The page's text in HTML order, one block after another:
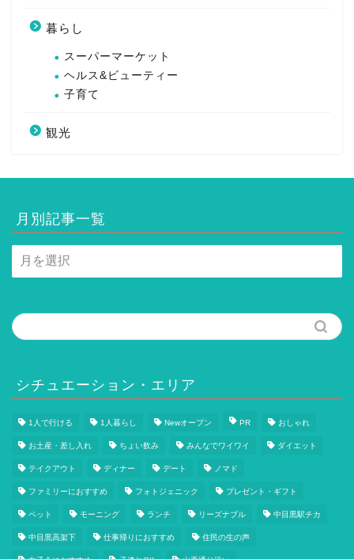
暮らし
スーパーマーケット
ヘルス&ビューティー
子育て
観光
月別記事一覧
月
別
一
覧
シチュエーション・エリア
1人で行ける 1人暮らし Newオープン PR おしゃれ
お土産・差し入れ ちょい飲み みんなでワイワイ ダイエット
テイクアウト ディナー デート ノマド
ファミリーにおすすめ フォトジェニック プレゼント・ギフト
ペット モーニング ランチ リーズナブル 中目黒駅チカ
中目黒高架下 仕事帰りにおすすめ 住民の生の声